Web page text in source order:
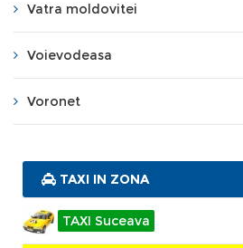
Vatra moldovitei
Voievodeasa
Voronet
TAXI IN ZONA
TAXI Suceava